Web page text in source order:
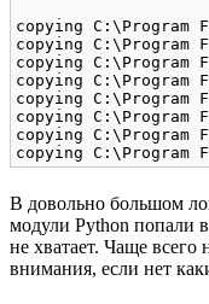
copying C:\Program
copying
copying C:\Program
copying C:\Program
copying
copying C:\Program
copying
В довольно большом
модули Python попали
не хватает. Чаще
внимания, если нет